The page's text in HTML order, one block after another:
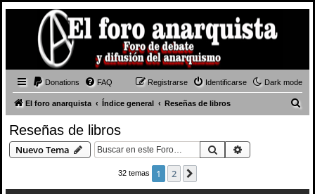
Dark mode
Donations FAQ Identificarse
Registrarse
El foro anarquista Índice general Reseñas de libros
Reseñas de libros
Nuevo Tema Buscar
32 temas 1 2